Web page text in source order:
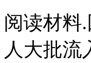
阅读材料
人大批流